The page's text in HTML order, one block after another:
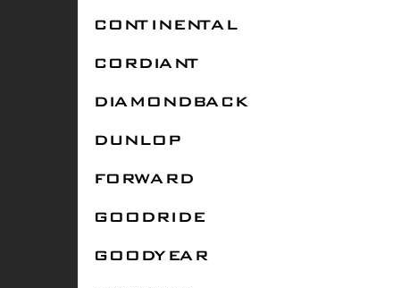
CONTINENTAL
CORDIANT
DIAMONDBACK
DUNLOP
FORWARD
GOODRIDE
GOODYEAR